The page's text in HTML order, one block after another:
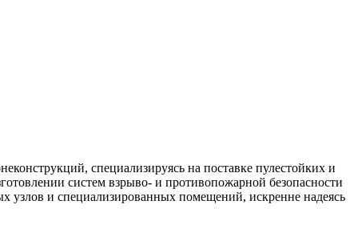
специализируясь на поставке пулестойких и
систем взрыво- и противопожарной безопасности
узлов и специализированных помещений, искренне надеясь